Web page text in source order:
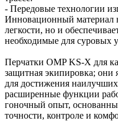
- Передовые технологии
Инновационный материал
легкости, но и
необходимые для суровых
Перчатки OMP KS-X для
защитная экипировка;
для достижения наилучших
расширенные функции
гоночный опыт,
точности, контроле и